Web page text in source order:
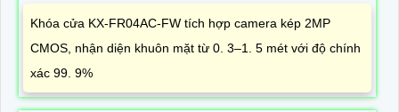
Khóa cửa KX-FR04AC-FW tích hợp camera kép 2MP
CMOS, nhận diện khuôn mặt từ 0. 3–1. 5 mét với độ chính
xác 99. 9%